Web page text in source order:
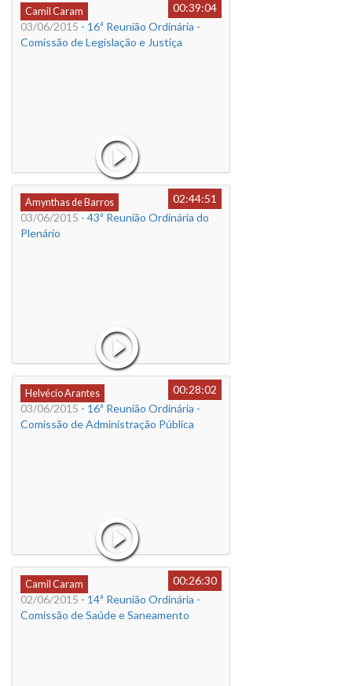
Camil Caram
00:39:04
03/06/2015 - 16ª Reunião Ordinária -
Comissão de Legislação e Justiça
Amynthas de Barros
02:44:51
03/06/2015 - 43ª Reunião Ordinária do
Plenário
Helvécio Arantes
00:28:02
03/06/2015 - 16ª Reunião Ordinária -
Comissão de Administração Pública
Camil Caram
00:26:30
02/06/2015 - 14ª Reunião Ordinária -
Comissão de Saúde e Saneamento